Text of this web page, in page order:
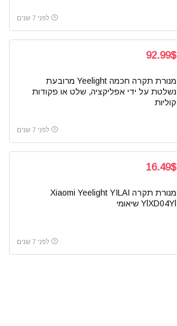
לפני 7 שנים
92.99$
מנורת תקרה חכמה Yeelight מרובעת
נשלטת על ידי אפליקציה, שלט או פקודות
קוליות
לפני 7 שנים
16.49$
מנורת תקרה Xiaomi Yeelight YILAI
YlXD04Yl שיאומי
לפני 7 שנים